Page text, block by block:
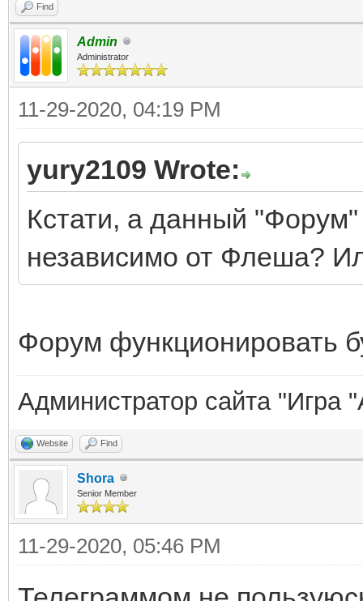
Find
Admin
Administrator
11-29-2020, 04:19 PM
yury2109 Wrote:
Кстати, а данный
независимо от Флеша?
Форум функционировать
Администратор сайта "Игра
Website Find
Shora
Senior Member
11-29-2020, 05:46 PM